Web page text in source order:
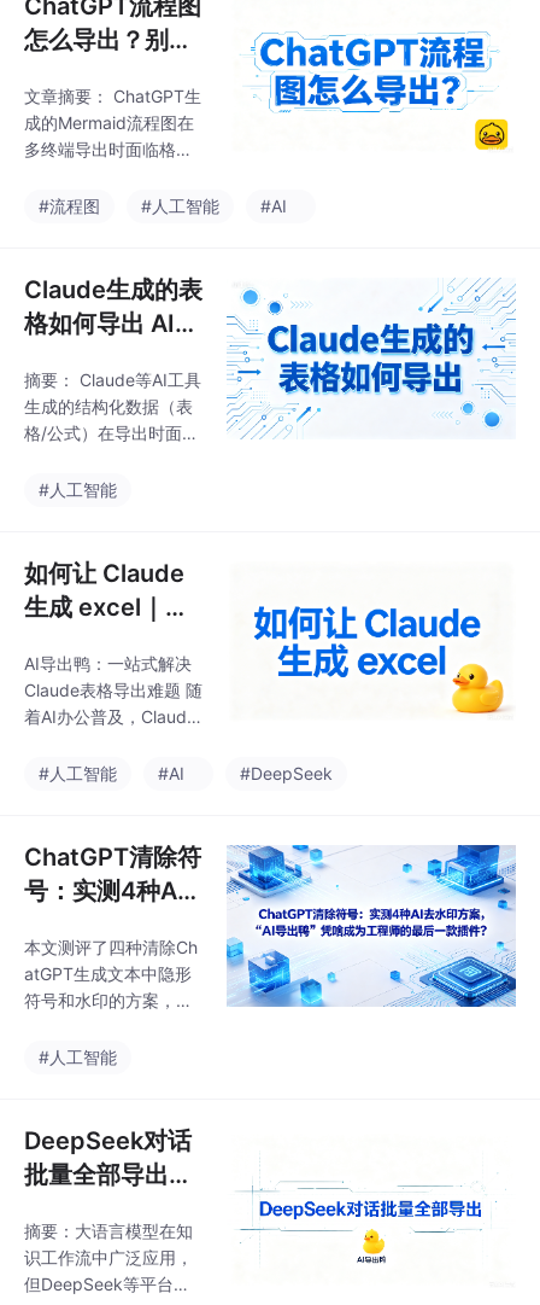
ChatGPT流程图
怎么导出？别
鸭」一键成图。
文章摘要： ChatGPT生
成的Mermaid流程图在
多终端导出时面临格式
点。本文提出「AI 导出
终端自适应渲染技术路
径，实现一次生成、全
端可用的流程图导出。
仅24秒（传统方式6.2
分钟），样式还原度达
9.4分（满分10），多
览器插件、小程序、AP
消除AI工作
#流程图 #人工智能 #AI
Claude生成的表
格如何导出 AI导
摘要： Claude等AI工具
生成的结构化数据（表
格/公式）在导出时面临
试显示，直接复制、WP
不足或操作复杂等缺
陷。研究表明，表格导
出时的信息熵损失高达
器剪贴板API与文档系统
的解析断层。专家建议
需构建"结构化导出中间
标格式。新兴工具"AI导
#人工智能
如何让 Claude
生成 excel｜巧
多类导出方法实
测，搞定表格生
AI导出鸭：一站式解决
Claude表格导出难题 随
着AI办公普及，Claude
错乱、批量处理低效等
AI导出鸭的解决方案。
该工具采用三层技术架
构，实现95%以上的格
使用场景。对比传统导
出方式，AI导出鸭在格
式完整度和使用便捷性
据显示，78.6%的Clau
优异。
#人工智能 #AI #DeepSeek
ChatGPT清除符
号：实测4种AI
导出鸭”凭啥成为
工程师的最后一
本文测评了四种清除Ch
atGPT生成文本中隐形
符号和水印的方案，重
件。OpenAI模型会在文
据污染和格式问题。测
试显示，传统方法如直
接复制、WPS智能文档
式丢失或无法根除隐写
字符的问题，而"AI导出
鸭"通过中间件嗅探和语
#人工智能
DeepSeek对话
批量全部导出的
级方案
摘要：大语言模型在知
识工作流中广泛应用，
但DeepSeek等平台的